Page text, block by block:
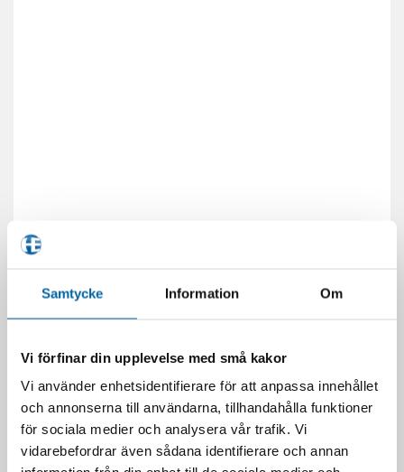
Samtycke Information Om
Vi förfinar din upplevelse med små kakor
Vi använder enhetsidentifierare för att anpassa innehållet
och annonserna till användarna, tillhandahålla funktioner
för sociala medier och analysera vår trafik. Vi
vidarebefordrar även sådana identifierare och annan
RELATERADE PRODUKTER